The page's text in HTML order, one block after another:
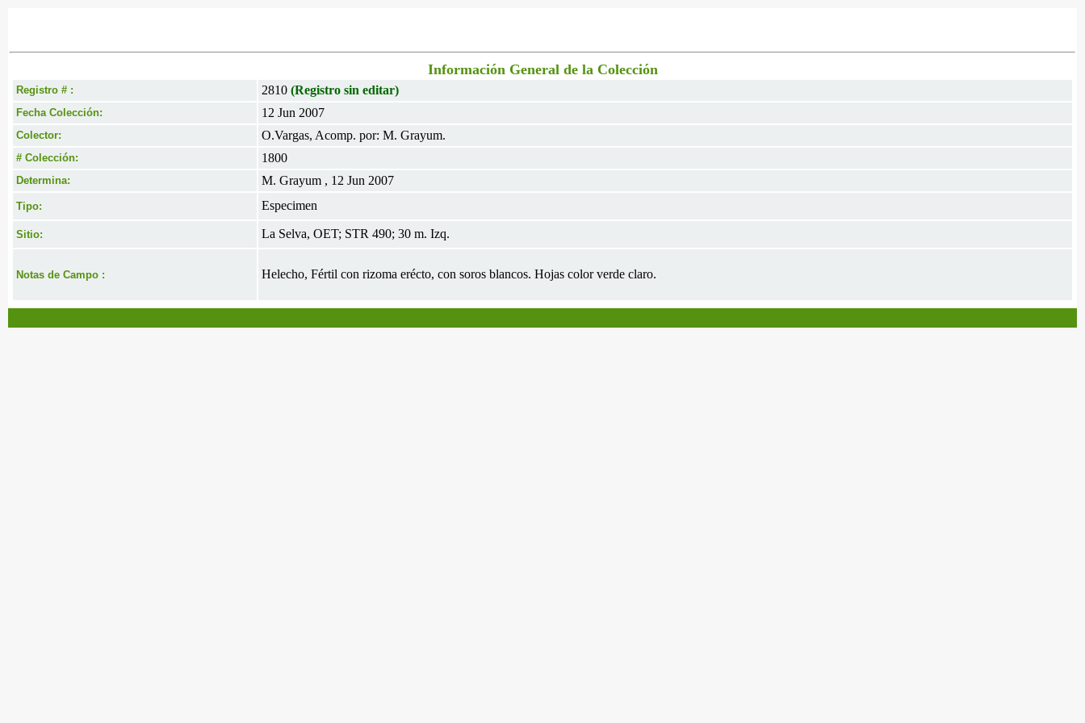
Información General de la Colección
Registro # : 2810 (Registro sin editar)
Fecha Colección: 12 Jun 2007
Colector: O.Vargas, Acomp. por: M. Grayum.
# Colección: 1800
Determina: M. Grayum , 12 Jun 2007
Tipo: Especimen
Sitio: La Selva, OET; STR 490; 30 m. Izq.
Notas de Campo : Helecho, Fértil con rizoma erécto, con soros blancos. Hojas color verde claro.